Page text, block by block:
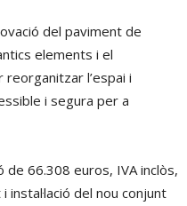
del paviment de
elements i el
l’espai i
i segura per a
de 66.308 euros, IVA inclòs,
del nou conjunt